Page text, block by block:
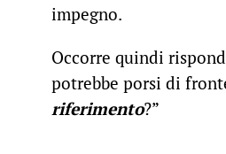
impegno.
Occorre quindi
potrebbe porsi di
riferimento?”